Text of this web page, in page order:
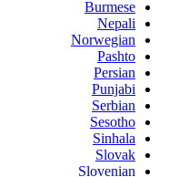
Burmese
Nepali
Norwegian
Pashto
Persian
Punjabi
Serbian
Sesotho
Sinhala
Slovak
Slovenian